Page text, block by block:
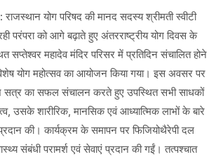
राजस्थान योग परिषद की मानद सदस्य श्रीमती स्वीटी
रही परंपरा को आगे बढ़ाते हुए अंतरराष्ट्रीय योग दिवस के
सप्तेश्वर महादेव मंदिर परिसर में प्रतिदिन संचालित होने
योग महोत्सव का आयोजन किया गया। इस अवसर पर
सत्र का सफल संचालन करते हुए उपस्थित सभी साधकों
उसके शारीरिक, मानसिक एवं आध्यात्मिक लाभों के बारे
प्रदान की। कार्यक्रम के समापन पर फिजियोथैरेपी दल
संबंधी परामर्श एवं सेवाएं प्रदान की गईं। तत्पश्चात